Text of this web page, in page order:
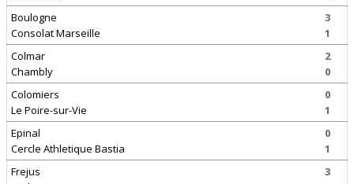
Boulogne
Consolat Marseille
3
1
Colmar
Chambly
2
0
Colomiers
Le Poire-sur-Vie
0
1
Epinal
Cercle Athletique Bastia
0
1
Frejus
3